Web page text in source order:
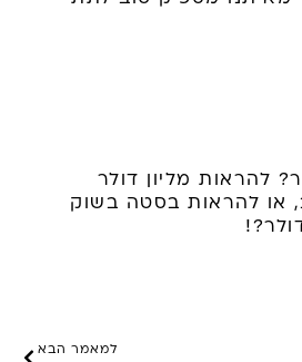
להראות מליון דולר
או להראות בסטה בשוק
למאמר הבא